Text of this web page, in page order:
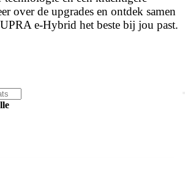
over de upgrades en ontdek samen
e-Hybrid het beste bij jou past.